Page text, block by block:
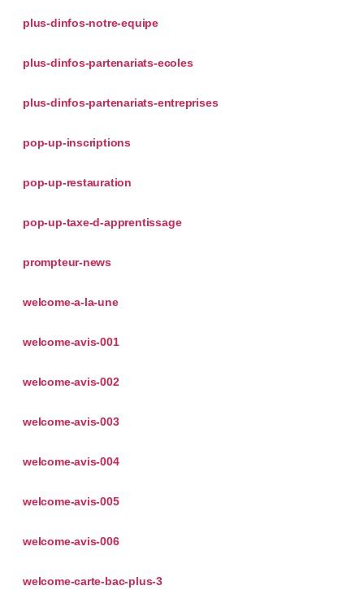
plus-dinfos-notre-equipe
plus-dinfos-partenariats-ecoles
plus-dinfos-partenariats-entreprises
pop-up-inscriptions
pop-up-restauration
pop-up-taxe-d-apprentissage
prompteur-news
welcome-a-la-une
welcome-avis-001
welcome-avis-002
welcome-avis-003
welcome-avis-004
welcome-avis-005
welcome-avis-006
welcome-carte-bac-plus-3